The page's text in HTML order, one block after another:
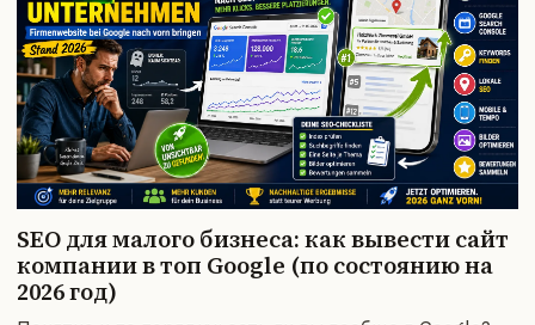
SEO для малого бизнеса: как вывести сайт
компании в топ Google (по состоянию на
2026 год)